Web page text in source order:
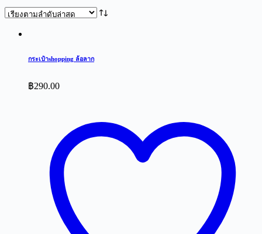
latest
กระเป๋าshopping ล้อลาก
฿290.00